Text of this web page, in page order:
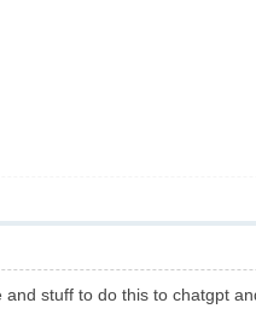
stuff to do this to chatgpt